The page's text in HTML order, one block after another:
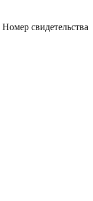
Номер свидетельства